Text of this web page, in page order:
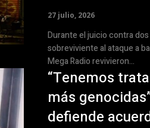
27 julio, 2026
Durante el juicio contra
sobreviviente al ataque a
Mega Radio revivieron...
“Tenemos
más
defiende